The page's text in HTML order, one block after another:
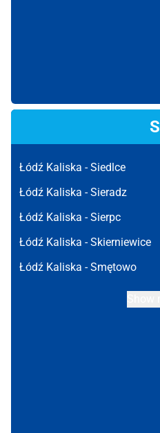
S
Łódź Kaliska -Siedlce
Łódź Kaliska -Sieradz
Łódź Kaliska -Sierpc
Łódź Kaliska -Skierniewice
Łódź Kaliska -Smętowo